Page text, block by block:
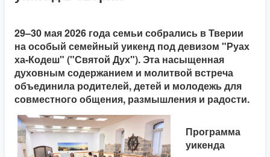
29–30 мая 2026 года семьи собрались в Тверии
на особый семейный уикенд под девизом "Руах
ха-Кодеш" ("Святой Дух"). Эта насыщенная
духовным содержанием и молитвой встреча
объединила родителей, детей и молодежь для
совместного общения, размышления и радости.
Программа
уикенда